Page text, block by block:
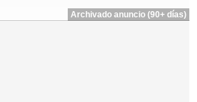
Archivado anuncio (90+ días)